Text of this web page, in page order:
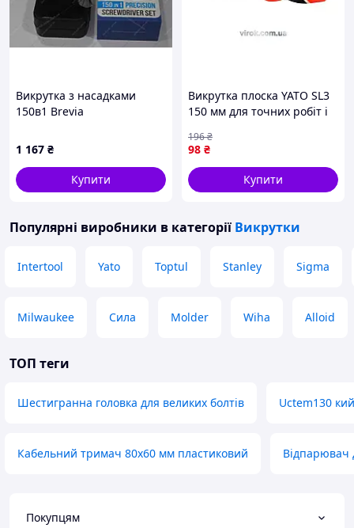
Викрутка з насадками
150в1 Brevia
1 167 ₴
Купити
Викрутка плоска YATO SL3
150 мм для точних робіт і
виготовлення
98 ₴
196₴
Купити
Популярні виробники в категорії Викрутки
Intertool Yato Toptul Stanley Sigma
Milwaukee Сила Molder Wiha Alloid
ТОП теги
Шестигранна головка для великих болтів Uctem130
Кабельний тримач 80х60 мм пластиковий Відпарювач
Покупцям